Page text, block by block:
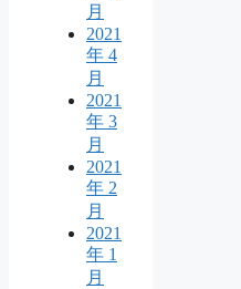
月
2021
年 4
月
2021
年 3
月
2021
年 2
月
2021
年 1
月